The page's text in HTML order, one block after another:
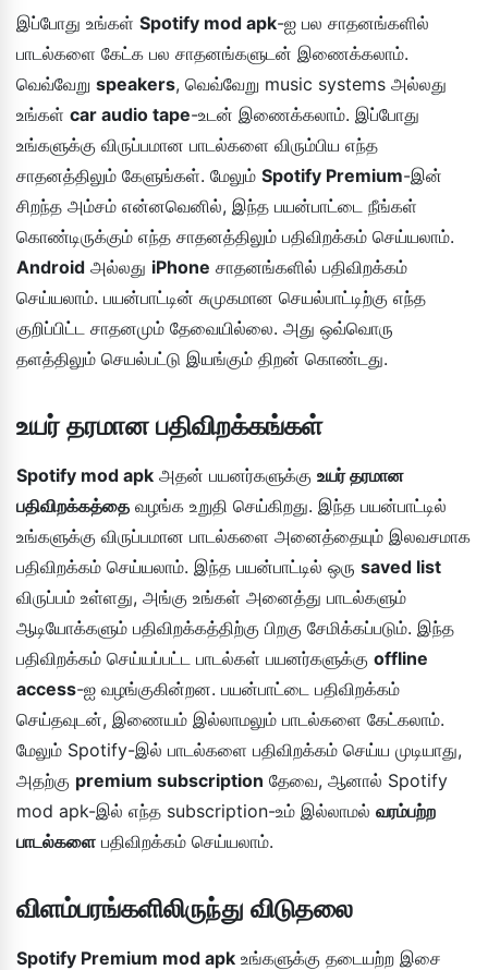
இப்போது உங்கள் Spotify mod apk-ஐ பல சாதனங்களில்
பாடல்களை கேட்க பல சாதனங்களுடன் இணைக்கலாம்.
வெவ்வேறு speakers, வெவ்வேறு music systems அல்லது
உங்கள் car audio tape-உடன் இணைக்கலாம். இப்போது
உங்களுக்கு விருப்பமான பாடல்களை விரும்பிய எந்த
சாதனத்திலும் கேளுங்கள். மேலும் Spotify Premium-இன்
சிறந்த அம்சம் என்னவெனில், இந்த பயன்பாட்டை நீங்கள்
கொண்டிருக்கும் எந்த சாதனத்திலும் பதிவிறக்கம் செய்யலாம்.
Android அல்லது iPhone சாதனங்களில் பதிவிறக்கம்
செய்யலாம். பயன்பாட்டின் சுமுகமான செயல்பாட்டிற்கு எந்த
குறிப்பிட்ட சாதனமும் தேவையில்லை. அது ஒவ்வொரு
தளத்திலும் செயல்பட்டு இயங்கும் திறன் கொண்டது.
உயர் தரமான பதிவிறக்கங்கள்
Spotify mod apk அதன் பயனர்களுக்கு உயர் தரமான
பதிவிறக்கத்தை வழங்க உறுதி செய்கிறது. இந்த பயன்பாட்டில்
உங்களுக்கு விருப்பமான பாடல்களை அனைத்தையும் இலவசமாக
பதிவிறக்கம் செய்யலாம். இந்த பயன்பாட்டில் ஒரு saved list
விருப்பம் உள்ளது, அங்கு உங்கள் அனைத்து பாடல்களும்
ஆடியோக்களும் பதிவிறக்கத்திற்கு பிறகு சேமிக்கப்படும். இந்த
பதிவிறக்கம் செய்யப்பட்ட பாடல்கள் பயனர்களுக்கு offline
access-ஐ வழங்குகின்றன. பயன்பாட்டை பதிவிறக்கம்
செய்தவுடன், இணையம் இல்லாமலும் பாடல்களை கேட்கலாம்.
மேலும் Spotify-இல் பாடல்களை பதிவிறக்கம் செய்ய முடியாது,
அதற்கு premium subscription தேவை, ஆனால் Spotify
mod apk-இல் எந்த subscription-உம் இல்லாமல் வரம்பற்ற
பாடல்களை பதிவிறக்கம் செய்யலாம்.
விளம்பரங்களிலிருந்து விடுதலை
Spotify Premium mod apk உங்களுக்கு தடையற்ற இசை